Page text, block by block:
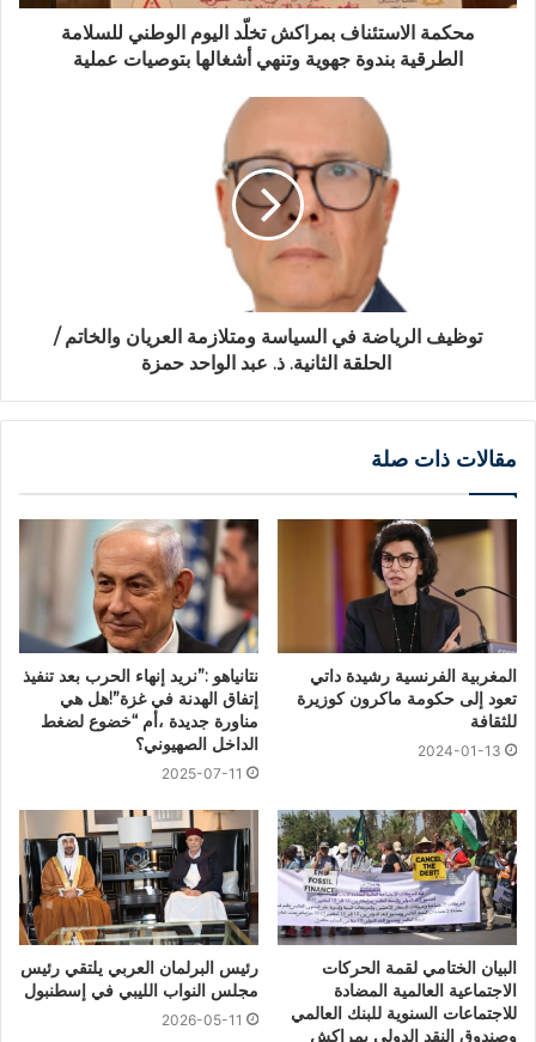
محكمة الاستئناف بمراكش تخلّد اليوم الوطني للسلامة
الطرقية بندوة جهوية وتنهي أشغالها بتوصيات عملية
توظيف الرياضة في السياسة ومتلازمة العريان والخاتم /
الحلقة الثانية. ذ. عبد الواحد حمزة
مقالات ذات صلة
المغربية الفرنسية رشيدة داتي
تعود إلى حكومة ماكرون كوزيرة
للثقافة
2024-01-13
نتانياهو :”نريد إنهاء الحرب بعد تنفيذ
إتفاق الهدنة في غزة”!هل هي
مناورة جديدة ،أم “خضوع لضغط
الداخل الصهيوني؟
2025-07-11
البيان الختامي لقمة الحركات
الاجتماعية العالمية المضادة
للاجتماعات السنوية للبنك العالمي
وصندوق النقد الدولي بمراكش
رئيس البرلمان العربي يلتقي رئيس
مجلس النواب الليبي في إسطنبول
2026-05-11